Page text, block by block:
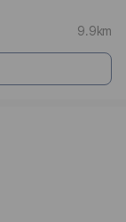
가격비교입
전자차, 슈퍼자차 조
생할 수 있습니다.
드는 보험 조건입니
9.9km